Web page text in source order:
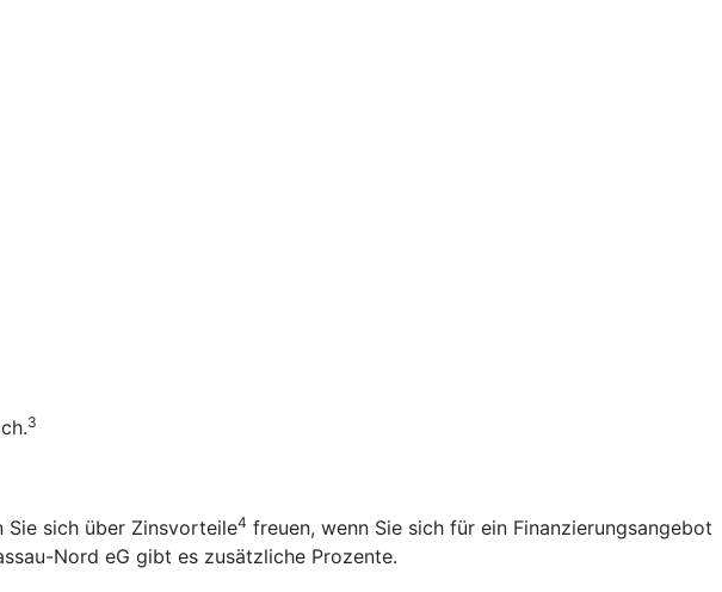
3
Sie sich über Zinsvorteile4 freuen, wenn Sie sich für ein Finanzierungsangebot
Nord eG gibt es zusätzliche Prozente.